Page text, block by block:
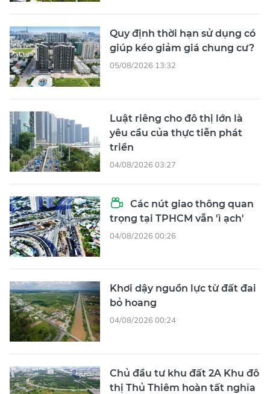
Quy định thời hạn sử dụng có
giúp kéo giảm giá chung cư?
05/08/2026 13:32
Luật riêng cho đô thị lớn là
yêu cầu của thực tiễn phát
triển
04/08/2026 03:27
Các nút giao thông quan
trọng tại TPHCM vẫn 'ì ạch'
04/08/2026 00:26
Khơi dậy nguồn lực từ đất đai
bỏ hoang
04/08/2026 00:24
Chủ đầu tư khu đất 2A Khu đô
thị Thủ Thiêm hoàn tất nghĩa